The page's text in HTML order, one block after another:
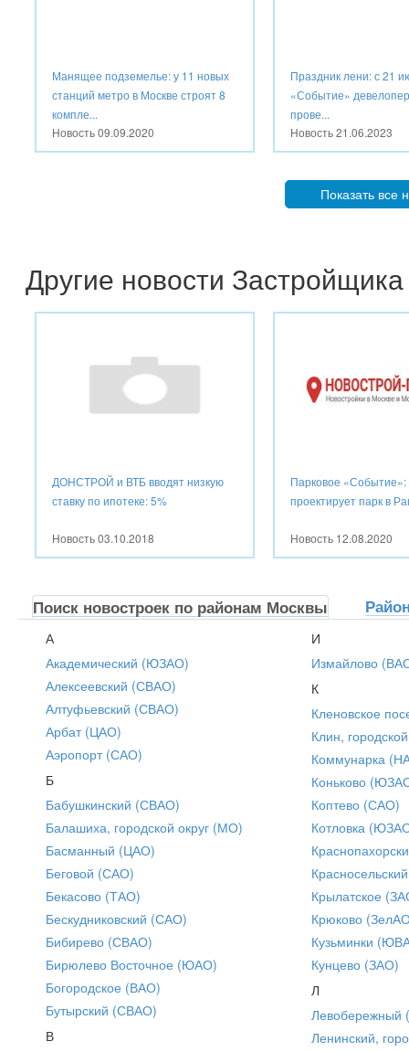
Манящее подземелье: у 11 новых
станций метро в Москве строят 8
компле...
Новость09.09.2020
Праздник лени: с 21
«Событие»
прове...
Новость21.06.2023
Показать все
Другие новости Застройщика
ДОНСТРОЙ и ВТБ вводят низкую
ставку по ипотеке: 5%
Новость03.10.2018
Парковое
проектирует парк в
Новость 12.08.2020
Поиск новостроек по районам Москвы
А
Академический (ЮЗАО)
Алексеевский (СВАО)
Алтуфьевский (СВАО)
Арбат (ЦАО)
Аэропорт (САО)
Б
Бабушкинский (СВАО)
Балашиха, городской округ (МО)
Басманный (ЦАО)
Беговой (САО)
Бекасово (ТАО)
Бескудниковский (САО)
Бибирево (СВАО)
Бирюлево Восточное (ЮАО)
Богородское (ВАО)
Бутырский (СВАО)
В
И
Измайлово
К
Кленовское
Клин,
Коммунарка
Коньково
Коптево (САО)
Котловка
Крылатское
Крюково
Кузьминки
Кунцево (ЗАО)
Л
Ленинский,